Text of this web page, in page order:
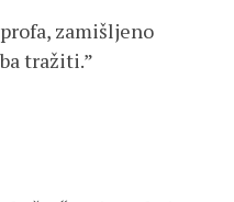
zamišljeno
tražiti.”